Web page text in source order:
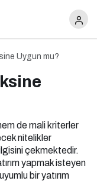
Uygun mu?
de mali kriterler
nitelikler
ilgisini çekmektedir.
yapmak isteyen
bir yatırım
mu?